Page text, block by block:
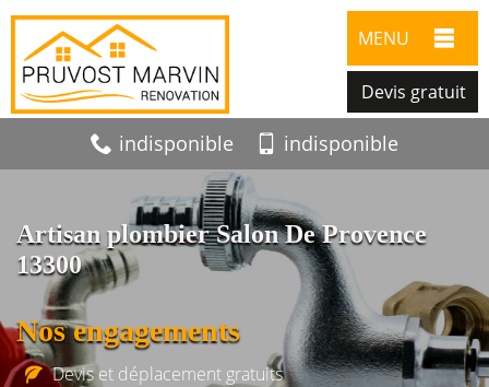
MENU
Devis gratuit
indisponible indisponible
Artisan plombier Salon De Provence
13300
Nos engagements
Devis et déplacement gratuits